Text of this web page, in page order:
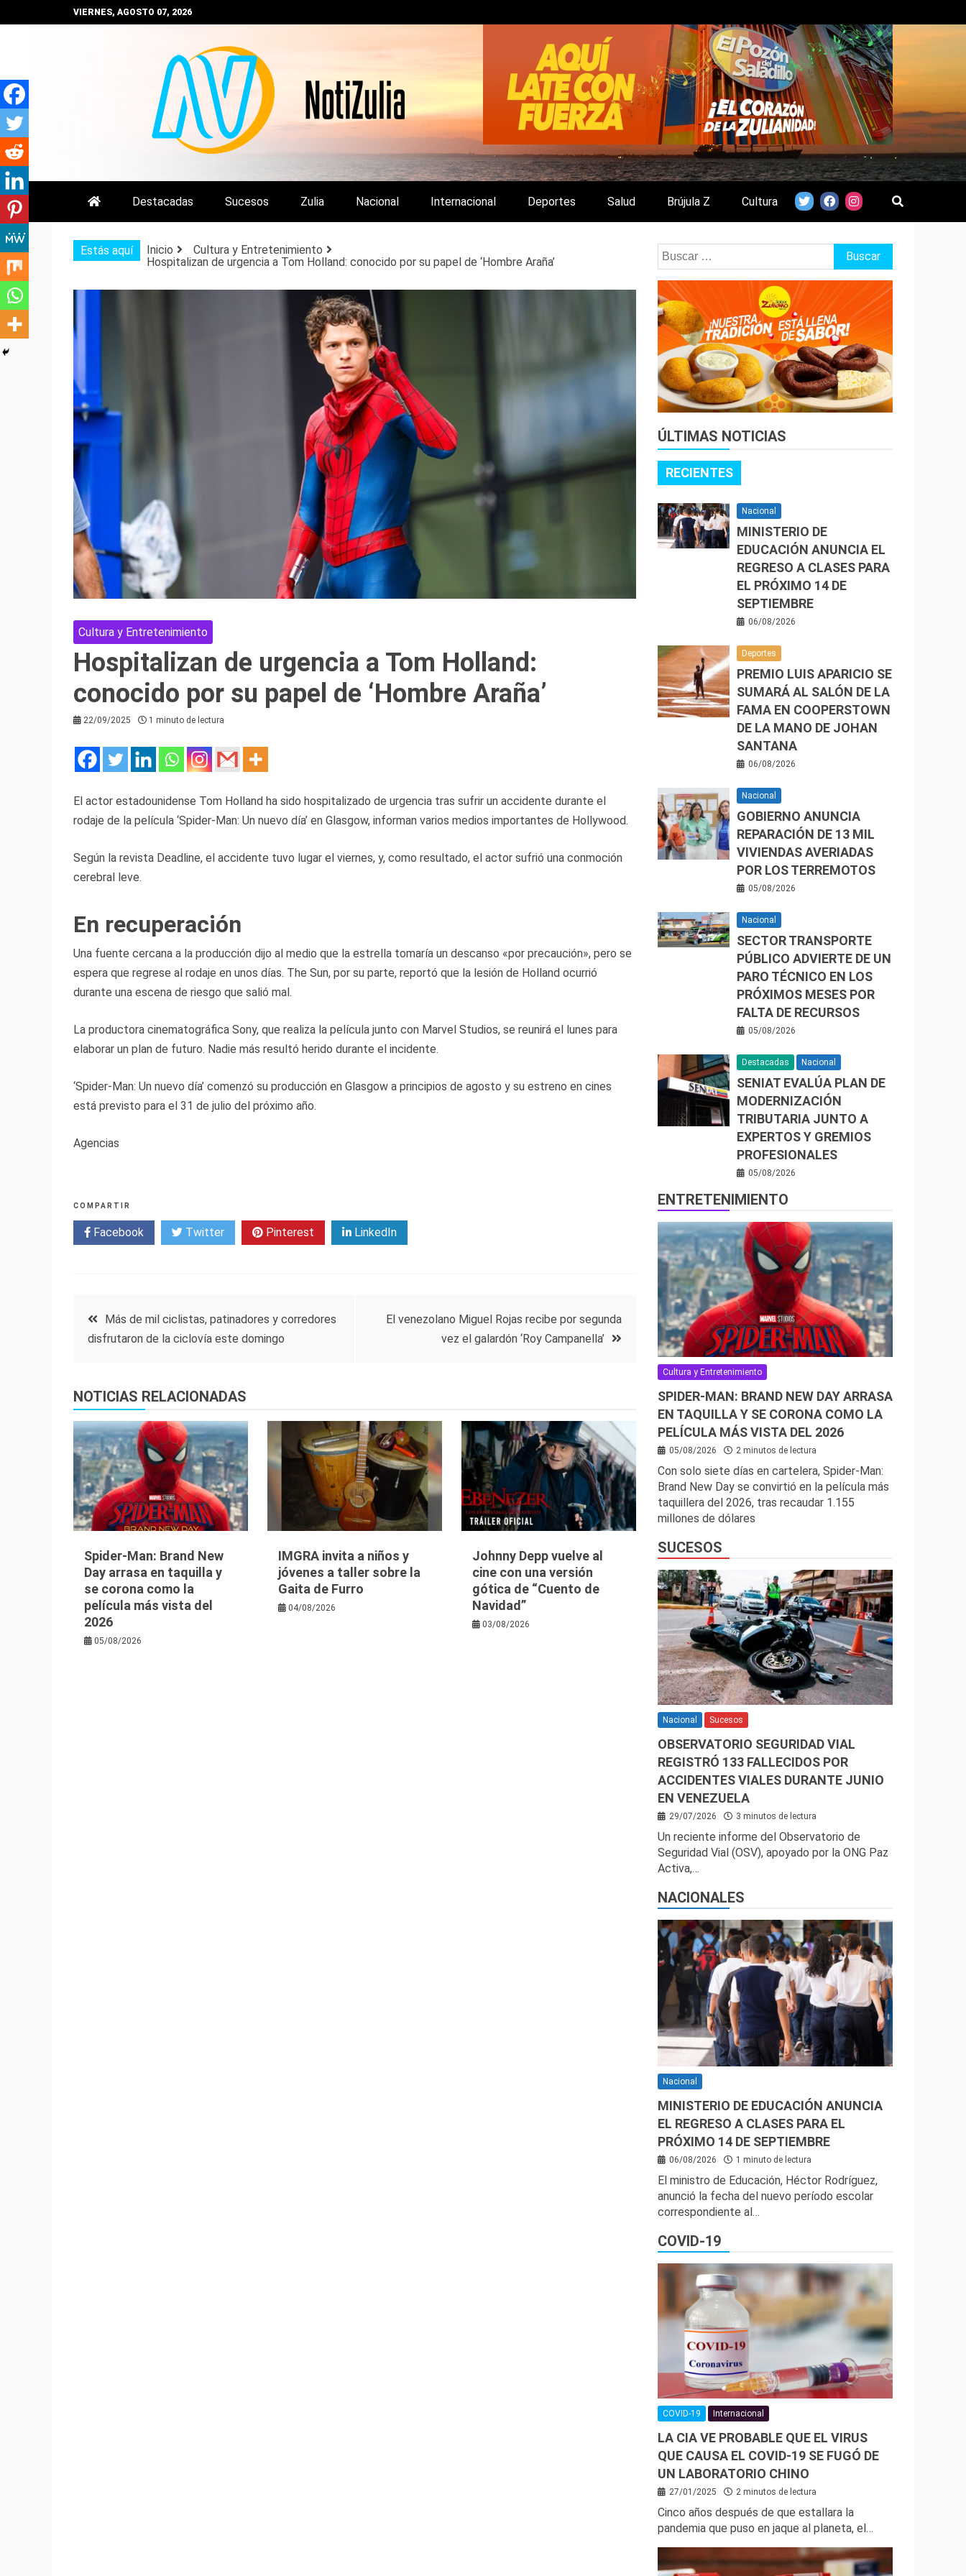
al
VIERNES, AGOSTO 07, 2026
NOTIZULIA
NOTICIAS DEL ZULIA, VENEZUELA Y DE INTERÉS GENERAL.
Destacadas Sucesos Zulia Nacional Internacional Deportes Salud Brújula Z Cultura
Estás aquí Inicio
Cultura y Entretenimiento
Hospitalizan de urgencia a Tom Holland: conocido por su papel de ‘Hombre Araña’
Cultura y Entretenimiento
Hospitalizan de urgencia a Tom Holland:
conocido por su papel de ‘Hombre Araña’
22/09/2025 1 minuto de lectura
El actor estadounidense Tom Holland ha sido hospitalizado de urgencia tras sufrir un accidente durante el
rodaje de la película ‘Spider-Man: Un nuevo día’ en Glasgow, informan varios medios importantes de Hollywood.
Según la revista Deadline, el accidente tuvo lugar el viernes, y, como resultado, el actor sufrió una conmoción
cerebral leve.
En recuperación
Una fuente cercana a la producción dijo al medio que la estrella tomaría un descanso «por precaución», pero se
espera que regrese al rodaje en unos días. The Sun, por su parte, reportó que la lesión de Holland ocurrió
durante una escena de riesgo que salió mal.
La productora cinematográfica Sony, que realiza la película junto con Marvel Studios, se reunirá el lunes para
elaborar un plan de futuro. Nadie más resultó herido durante el incidente.
‘Spider-Man: Un nuevo día’ comenzó su producción en Glasgow a principios de agosto y su estreno en cines
está previsto para el 31 de julio del próximo año.
Agencias
COMPARTIR
Facebook Twitter Pinterest LinkedIn
Navegación
entradas
Más de mil ciclistas, patinadores y corredores
disfrutaron de la ciclovía este domingo
El venezolano Miguel Rojas recibe por segunda
vez el galardón ‘Roy Campanella’
NOTICIAS RELACIONADAS
Spider-Man: Brand New
Day arrasa en taquilla y
se corona como la
película más vista del
2026
05/08/2026
IMGRA invita a niños y
jóvenes a taller sobre la
Gaita de Furro
04/08/2026
Johnny Depp vuelve al
cine con una versión
gótica de “Cuento de
Navidad”
03/08/2026
Buscar:
ÚLTIMAS NOTICIAS
RECIENTES
Nacional
MINISTERIO DE
EDUCACIÓN ANUNCIA EL
REGRESO A CLASES PARA
EL PRÓXIMO 14 DE
SEPTIEMBRE
06/08/2026
Deportes
PREMIO LUIS APARICIO SE
SUMARÁ AL SALÓN DE LA
FAMA EN COOPERSTOWN
DE LA MANO DE JOHAN
SANTANA
06/08/2026
Nacional
GOBIERNO ANUNCIA
REPARACIÓN DE 13 MIL
VIVIENDAS AVERIADAS
POR LOS TERREMOTOS
05/08/2026
Nacional
SECTOR TRANSPORTE
PÚBLICO ADVIERTE DE UN
PARO TÉCNICO EN LOS
PRÓXIMOS MESES POR
FALTA DE RECURSOS
05/08/2026
Destacadas Nacional
SENIAT EVALÚA PLAN DE
MODERNIZACIÓN
TRIBUTARIA JUNTO A
EXPERTOS Y GREMIOS
PROFESIONALES
05/08/2026
ENTRETENIMIENTO
Cultura y Entretenimiento
SPIDER-MAN: BRAND NEW DAY ARRASA
EN TAQUILLA Y SE CORONA COMO LA
PELÍCULA MÁS VISTA DEL 2026
05/08/2026 2 minutos de lectura
Con solo siete días en cartelera, Spider-Man:
Brand New Day se convirtió en la película más
taquillera del 2026, tras recaudar 1.155
millones de dólares
SUCESOS
Nacional Sucesos
OBSERVATORIO SEGURIDAD VIAL
REGISTRÓ 133 FALLECIDOS POR
ACCIDENTES VIALES DURANTE JUNIO
EN VENEZUELA
29/07/2026 3 minutos de lectura
Un reciente informe del Observatorio de
Seguridad Vial (OSV), apoyado por la ONG Paz
Activa,…
NACIONALES
Nacional
MINISTERIO DE EDUCACIÓN ANUNCIA
EL REGRESO A CLASES PARA EL
PRÓXIMO 14 DE SEPTIEMBRE
06/08/2026 1 minuto de lectura
El ministro de Educación, Héctor Rodríguez,
anunció la fecha del nuevo período escolar
correspondiente al…
COVID-19
COVID-19 Internacional
LA CIA VE PROBABLE QUE EL VIRUS
QUE CAUSA EL COVID-19 SE FUGÓ DE
UN LABORATORIO CHINO
27/01/2025 2 minutos de lectura
Cinco años después de que estallara la
pandemia que puso en jaque al planeta, el…